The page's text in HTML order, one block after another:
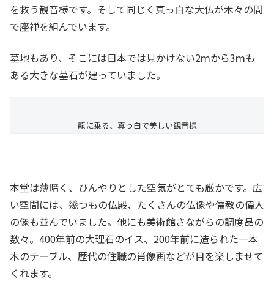
を救う観音様です。そして同じく真っ白な大仏が木々の間
で座禅を組んでいます。
墓地もあり、そこには日本では見かけない2ｍから3ｍも
ある大きな墓石が建っていました。
龍に乗る、真っ白で美しい観音様
本堂は薄暗く、ひんやりとした空気がとても厳かです。広
い空間には、幾つもの仏殿、たくさんの仏像や儒教の偉人
の像も並んでいました。他にも美術館さながらの調度品の
数々。400年前の大理石のイス、200年前に造られた一本
木のテーブル、歴代の住職の肖像画などが目を楽しませて
くれます。